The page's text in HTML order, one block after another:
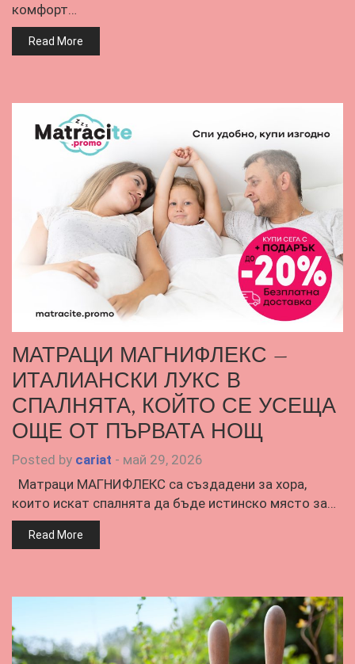
комфорт…
Read More
МАТРАЦИ МАГНИФЛЕКС –
ИТАЛИАНСКИ ЛУКС В
СПАЛНЯТА, КОЙТО СЕ УСЕЩА
ОЩЕ ОТ ПЪРВАТА НОЩ
Posted by cariat - май 29, 2026
Матраци МАГНИФЛЕКС са създадени за хора,
които искат спалнята да бъде истинско място за…
Read More